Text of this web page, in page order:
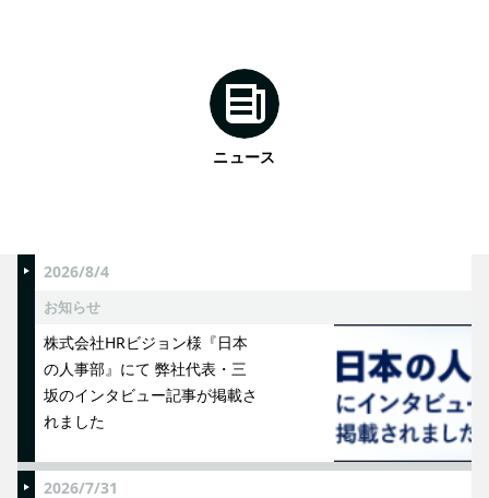
ニュース
2026/8/4
お知らせ
株式会社HRビジョン様『日本
の人事部』にて 弊社代表・三
坂のインタビュー記事が掲載さ
れました
2026/7/31